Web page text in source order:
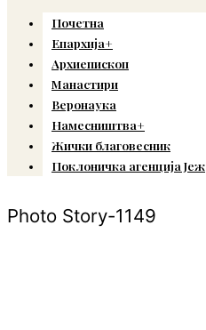
Почетна
Епархија+
Архиепископ
Манастири
Веронаука
Намесништва+
Жички благовесник
Поклоничка агенција Јеж
Photo Story-1149